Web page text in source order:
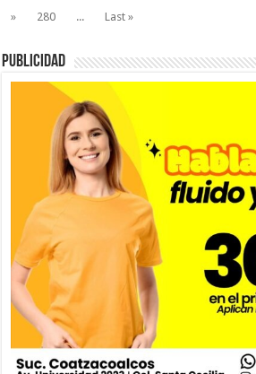
»
280 ... Last »
PUBLICIDAD